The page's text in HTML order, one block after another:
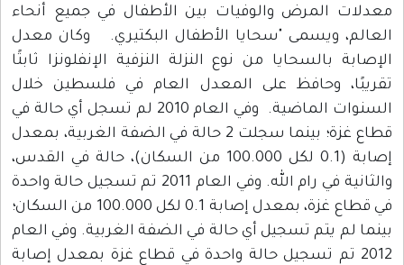
معدلات المرض والوفيات بين الأطفال في جميع أنحاء
العالم، ويسمى "سحايا الأطفال البكتيري. وكان معدل
الإصابة بالسحايا من نوع النزلة النزفية الإنفلونزا ثابتًا
تقريبًا، وحافظ على المعدل العام في فلسطين خلال
السنوات الماضية. وفي العام 2010 لم تسجل أي حالة في
قطاع غزة؛ بينما سجلت 2 حالة في الضفة الغربية، بمعدل
إصابة (0.1 لكل 100.000 من السكان)، حالة في القدس،
والثانية في رام الله. وفي العام 2011 تم تسجيل حالة واحدة
في قطاع غزة، بمعدل إصابة 0.1 لكل 100.000 من السكان؛
بينما لم يتم تسجيل أي حالة في الضفة الغربية. وفي العام
2012 تم تسجيل حالة واحدة في قطاع غزة بمعدل إصابة